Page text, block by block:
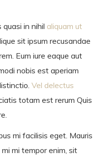
in nihil aliquam ut
sit ipsum recusandae
Eum iure eaque aut
nobis est aperiam
Vel delectus
totam est rerum Quis
mi facilisis eget. Mauris
mi tempor enim, sit